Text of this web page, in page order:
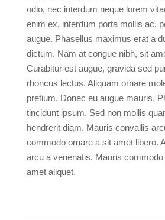
odio, nec interdum neque lorem
enim ex, interdum porta mollis ac,
augue. Phasellus maximus erat a
dictum. Nam at congue nibh, sit
Curabitur est augue, gravida sed
rhoncus lectus. Aliquam ornare
pretium. Donec eu augue mauris.
tincidunt ipsum. Sed non mollis
hendrerit diam. Mauris convallis
commodo ornare a sit amet libero.
arcu a venenatis. Mauris
amet aliquet.